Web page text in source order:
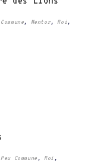
Commune, Mentor, Roi,
Peu Commune , Roi ,